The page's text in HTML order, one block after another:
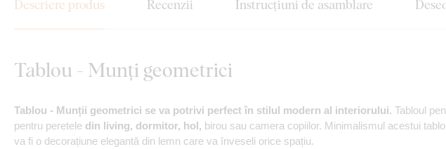
Descriere produs Recenzii Instrucțiuni de asamblare
Tablou - Munți geometrici
Tablou - Munții geometrici se va potrivi perfect în stilul modern al interiorului. Tabloul
pentru peretele din living, dormitor, hol, birou sau camera copiilor. Minimalismul acestui
va fi o decorațiune elegantă din lemn care va înveseli orice spațiu.